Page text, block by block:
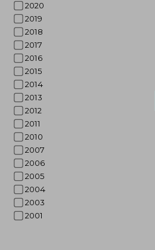
2020
2019
2018
2017
2016
2015
2014
2013
2012
2011
2010
2007
2006
2005
2004
2003
2001